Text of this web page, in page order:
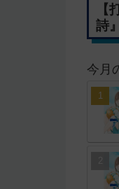
【
詩』
今月